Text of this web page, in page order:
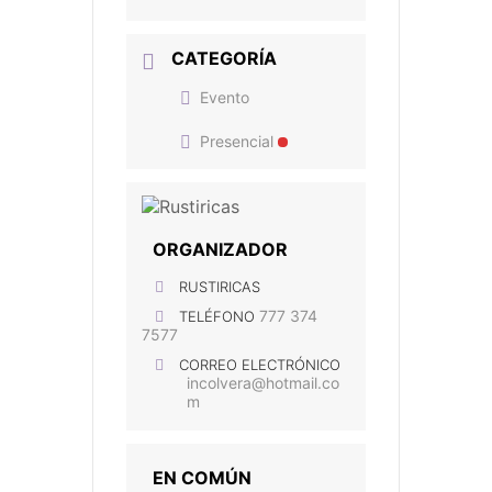
CATEGORÍA
Evento
Presencial
ORGANIZADOR
RUSTIRICAS
TELÉFONO 777 374
7577
CORREO ELECTRÓNICO
incolvera@hotmail.co
m
EN COMÚN